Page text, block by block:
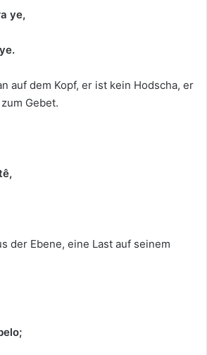
ye,
auf dem Kopf, er ist kein Hodscha, er
Gebet.
der Ebene, eine Last auf seinem